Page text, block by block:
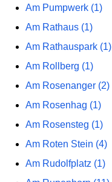
Am Pumpwerk (1)
Am Rathaus (1)
Am Rathauspark (1)
Am Rollberg (1)
Am Rosenanger (2)
Am Rosenhag (1)
Am Rosensteg (1)
Am Roten Stein (4)
Am Rudolfplatz (1)